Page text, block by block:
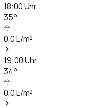
18:00Uhr
35°
0,0L/m²
19:00Uhr
34°
0,0L/m²